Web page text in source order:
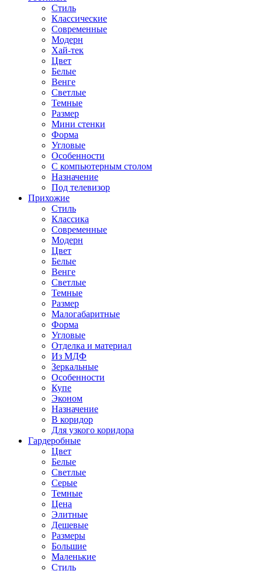
Стиль
Классические
Современные
Модерн
Хай-тек
Цвет
Белые
Венге
Светлые
Темные
Размер
Мини стенки
Форма
Угловые
Особенности
С компьютерным столом
Назначение
Под телевизор
Прихожие
Стиль
Классика
Современные
Модерн
Цвет
Белые
Венге
Светлые
Темные
Размер
Малогабаритные
Форма
Угловые
Отделка и материал
Из МДФ
Зеркальные
Особенности
Купе
Эконом
Назначение
В коридор
Для узкого коридора
Гардеробные
Цвет
Белые
Светлые
Серые
Темные
Цена
Элитные
Дешевые
Размеры
Большие
Маленькие
Стиль